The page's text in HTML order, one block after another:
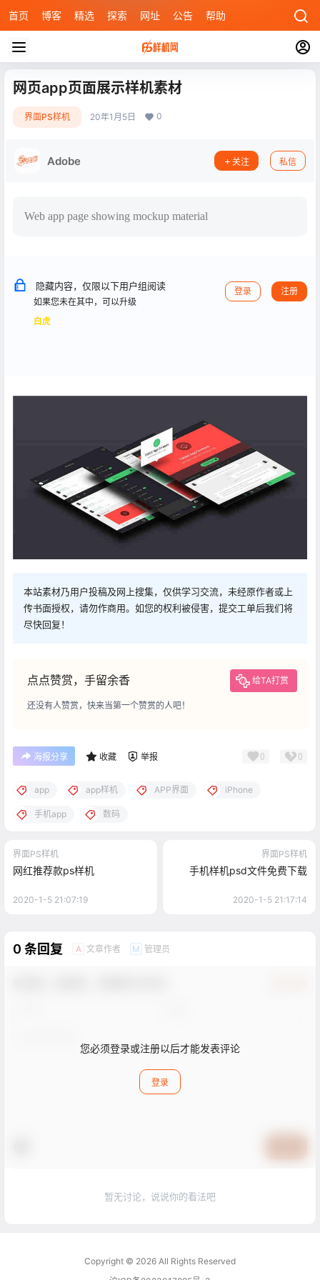
首页 博客 精选 探索 网址 公告 帮助
网页app页面展示样机素材
界面PS样机 20年1月5日 0
Adobe 关注 私信
Web app page showing mockup material
隐藏内容，仅限以下用户组阅读
如果您未在其中，可以升级
白虎
登录 注册
本站素材乃用户投稿及网上搜集，仅供学习交流，未经原作者或上
传书面授权，请勿作商用。如您的权利被侵害，提交工单后我们将
尽快回复！
点点赞赏，手留余香 给TA打赏
还没有人赞赏，快来当第一个赞赏的人吧！
海报分享 收藏 举报 0 0
app app样机 APP界面 iPhone
手机app 数码
界面PS样机
网红推荐款ps样机
2020-1-5 21:07:19
界面PS样机
手机样机psd文件免费下载
2020-1-5 21:17:14
0 条回复 A 文章作者 M 管理员
您必须登录或注册以后才能发表评论
登录
暂无讨论，说说你的看法吧
Copyright © 2026 All Rights Reserved